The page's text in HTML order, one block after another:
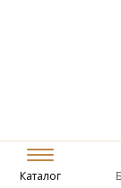
Каталог